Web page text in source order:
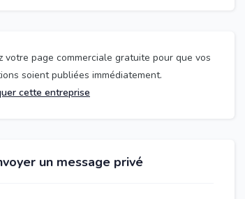
votre page commerciale gratuite pour que vos
soient publiées immédiatement.
cette entreprise
un message privé